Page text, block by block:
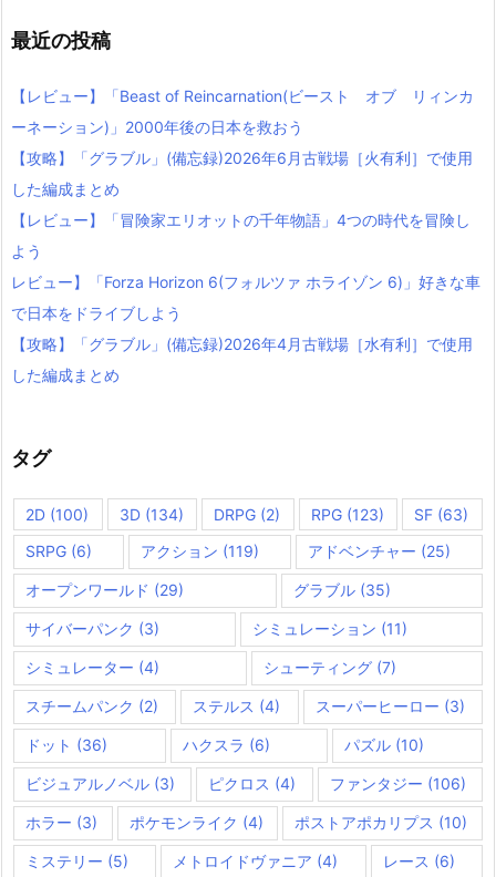
最近の投稿
【レビュー】「Beast of Reincarnation(ビースト オブ リィンカ
ーネーション)」2000年後の日本を救おう
【攻略】「グラブル」(備忘録)2026年6月古戦場［火有利］で使用
した編成まとめ
【レビュー】「冒険家エリオットの千年物語」4つの時代を冒険し
よう
レビュー】「Forza Horizon 6(フォルツァ ホライゾン 6)」好きな車
で日本をドライブしよう
【攻略】「グラブル」(備忘録)2026年4月古戦場［水有利］で使用
した編成まとめ
タグ
2D (100) 3D(134) DRPG (2) RPG(123) SF (63)
SRPG (6) アクション (119) アドベンチャー (25)
オープンワールド (29) グラブル(35)
サイバーパンク (3) シミュレーション (11)
シミュレーター (4) シューティング(7)
スチームパンク (2) ステルス (4) スーパーヒーロー (3)
ドット (36) ハクスラ (6) パズル (10)
ビジュアルノベル (3) ピクロス (4) ファンタジー (106)
ホラー (3) ポケモンライク (4) ポストアポカリプス (10)
ミステリー (5) メトロイドヴァニア (4) レース (6)